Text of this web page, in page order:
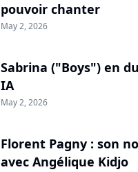
pouvoir chanter
May 2, 2026
Sabrina ("Boys") en
IA
May 2, 2026
Florent Pagny : son
avec Angélique Kidjo